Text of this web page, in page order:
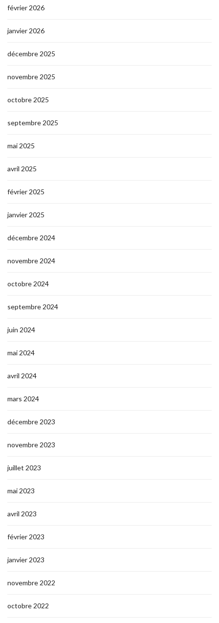
février 2026
janvier 2026
décembre 2025
novembre 2025
octobre 2025
septembre 2025
mai 2025
avril 2025
février 2025
janvier 2025
décembre 2024
novembre 2024
octobre 2024
septembre 2024
juin 2024
mai 2024
avril 2024
mars 2024
décembre 2023
novembre 2023
juillet 2023
mai 2023
avril 2023
février 2023
janvier 2023
novembre 2022
octobre 2022